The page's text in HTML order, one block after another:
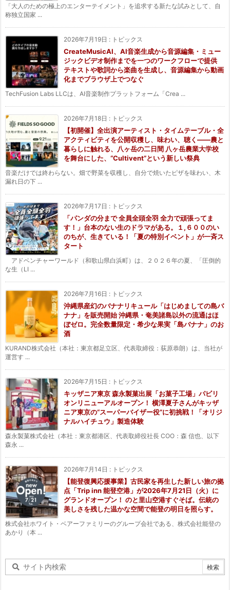
「大人のための極上のエンターテイメント」を追求する新たな試みとして、自
称独立国家 ...
2026年7月19日 : トピックス
CreateMusicAI、AI音楽生成から音源編集・ミュー
ジックビデオ制作までを一つのワークフローで提供
テキストや歌詞から楽曲を生成し、音源編集から動画
化までブラウザ上でつなぐ
TechFusion Labs LLCは、AI音楽制作プラットフォーム「Crea ...
2026年7月18日 : トピックス
【初開催】全出演アーティスト・タイムテーブル・全
アクティビティを公開収穫し、味わい、聴く——農と
暮らしに触れる、八ヶ岳の二日間 八ヶ岳農業大学校
を舞台にした、“Cultivent”という新しい祭典
音楽だけでは終わらない。畑で野菜を収穫し、自分で焼いたピザを味わい、木
漏れ日の下 ...
2026年7月17日 : トピックス
「パンダの分まで 全員全頭全羽 全力で頑張ってま
す！」台本のない生のドラマがある。１,６００のい
のちが、生きている！「夏の特別イベント」が一斉ス
タート
アドベンチャーワールド（和歌山県白浜町）は、２０２６年の夏、「圧倒的
な生（LI ...
2026年7月16日 : トピックス
沖縄県産幻のバナナリキュール「はじめましての島バ
ナナ」を販売開始 沖縄県・奄美諸島以外の流通はほ
ぼゼロ。完全数量限定・希少な果実「島バナナ」のお
酒
KURAND株式会社（本社：東京都足立区、代表取締役：荻原恭朗）は、当社が
運営す ...
2026年7月15日 : トピックス
キッザニア東京 森永製菓出展「お菓子工場」パビリ
オンリニューアルオープン！ 横澤夏子さんがキッザ
ニア東京の“スーパーバイザー役”に初挑戦！「オリジ
ナルハイチュウ」製造体験
森永製菓株式会社（本社：東京都港区、代表取締役社長 COO：森 信也、以下
森永 ...
2026年7月14日 : トピックス
【能登復興応援事業】古民家を再生した新しい旅の拠
点「Trip inn 能登空港」が2026年7月21日（火）に
グランドオープン！ のと里山空港すぐそば。伝統の
美しさを残した温かな空間で能登の明日を照らす。
株式会社ホワイト・ベアーファミリーのグループ会社である、株式会社能登の
あかり（本 ...